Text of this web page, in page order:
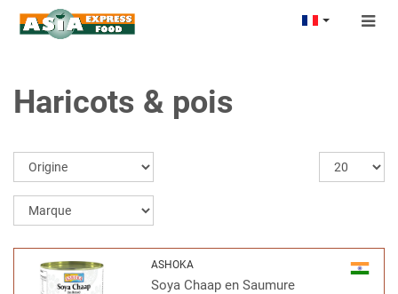
Haricots & pois
ASHOKA
Soya Chaap en Saumure